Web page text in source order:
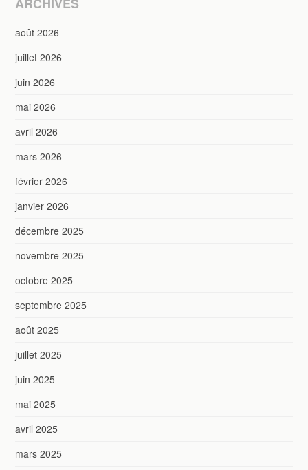
août 2026
juillet 2026
juin 2026
mai 2026
avril 2026
mars 2026
février 2026
janvier 2026
décembre 2025
novembre 2025
octobre 2025
septembre 2025
août 2025
juillet 2025
juin 2025
mai 2025
avril 2025
mars 2025